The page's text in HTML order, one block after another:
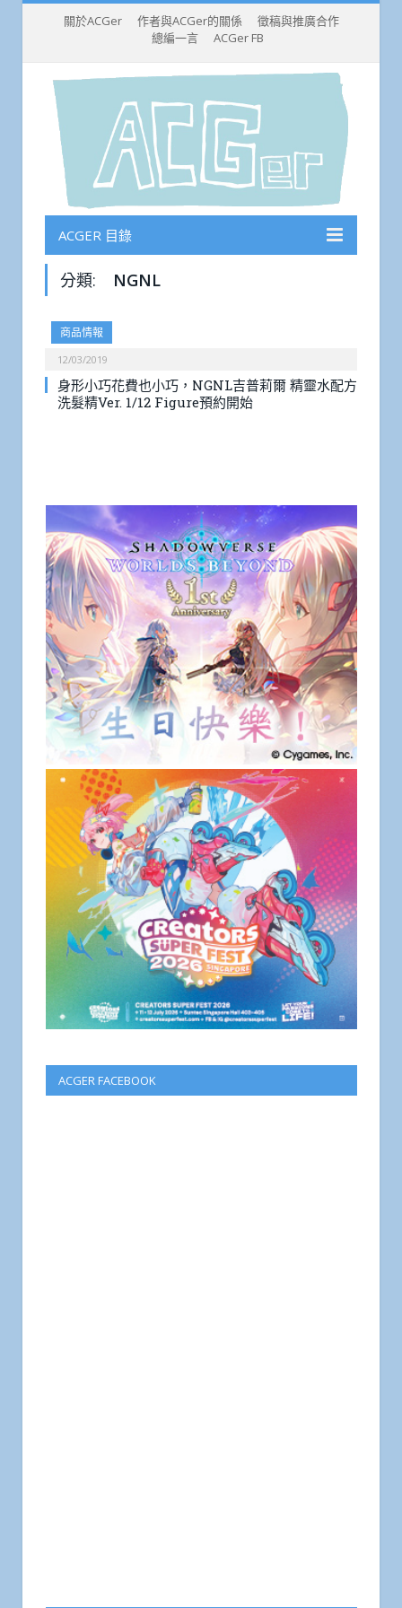
關於ACGer 作者與ACGer的關係
徵稿與推廣合作
總編一言
ACGer FB
ACGER 目錄
分類: NGNL
商品情報
12/03/2019
身形小巧花費也小巧，NGNL吉普莉爾 精靈水配方
洗髮精Ver. 1/12 Figure預約開始
ACGER FACEBOOK